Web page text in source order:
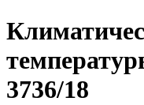
3736/18